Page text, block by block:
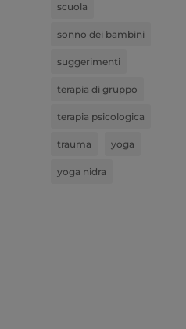
scuola
sonno dei bambini
suggerimenti
terapia di gruppo
terapia psicologica
trauma yoga
yoga nidra